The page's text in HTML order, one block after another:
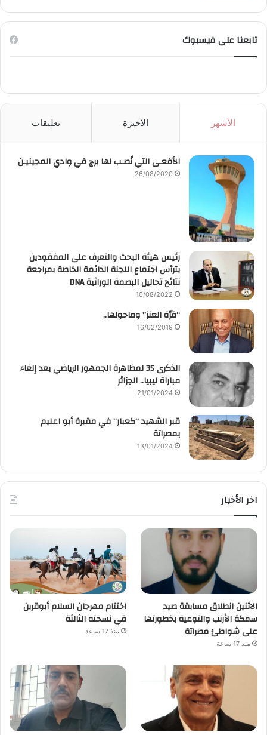
تابعنا على فيسبوك
الأشهر الأخيرة تعليقات
الأفعـى التي نُصـب لها برج في وادي المجينيـن
26/08/2020
رئيس هيئة البحث والتعرف على المفقودين
يترأس اجتماع اللجنة الدائمة الخاصة بمراجعة
نتائج تحاليل البصمة الوراثية DNA
10/08/2022
“قرّة العنز” وماحولها..
16/02/2019
الذكرى 35 لمظاهرة الجمهور الرياضي بعد إلغاء
مباراة ليبيا.. الجزائر
21/01/2024
قبر الشهيد “كعبار” في مقبرة أبو اعليم
بمصراتة
13/01/2024
اخر الأخبار
الاثنين انطلاق مسابقة صيد
سمكة الأرنب والتوعية بخطورتها
على شواطئ مصراتة
منذ 17 ساعة
اختتام مهرجان السلام أبوقرين
في نسخته الثالثة
منذ 17 ساعة